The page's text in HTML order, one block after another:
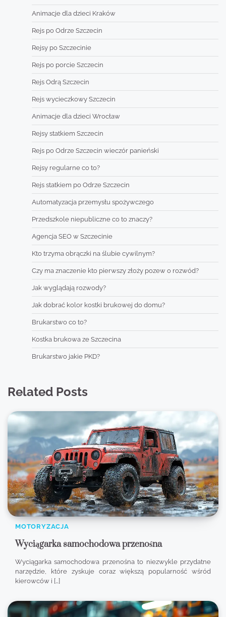
Animacje dla dzieci Kraków
Rejs po Odrze Szczecin
Rejsy po Szczecinie
Rejs po porcie Szczecin
Rejs Odrą Szczecin
Rejs wycieczkowy Szczecin
Animacje dla dzieci Wrocław
Rejsy statkiem Szczecin
Rejs po Odrze Szczecin wieczór panieński
Rejsy regularne co to?
Rejs statkiem po Odrze Szczecin
Automatyzacja przemysłu spożywczego
Przedszkole niepubliczne co to znaczy?
Agencja SEO w Szczecinie
Kto trzyma obrączki na ślubie cywilnym?
Czy ma znaczenie kto pierwszy złoży pozew o rozwód?
Jak wyglądają rozwody?
Jak dobrać kolor kostki brukowej do domu?
Brukarstwo co to?
Kostka brukowa ze Szczecina
Brukarstwo jakie PKD?
Related Posts
MOTORYZACJA
Wyciągarka samochodowa przenośna
Wyciągarka samochodowa przenośna to niezwykle przydatne
narzędzie, które zyskuje coraz większą popularność wśród
kierowców i […]